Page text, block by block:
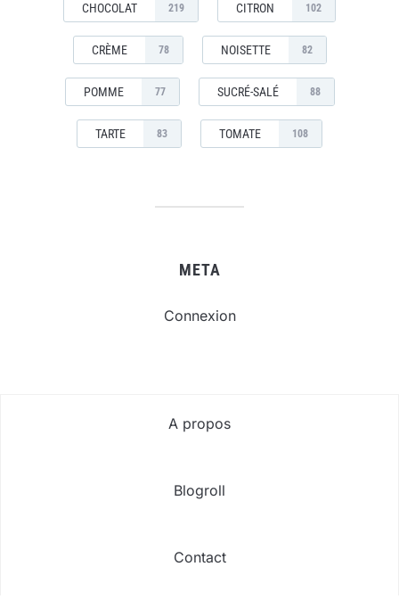
CHOCOLAT 219 CITRON 102
CRÈME 78 NOISETTE 82
POMME 77 SUCRÉ-SALÉ 88
TARTE 83 TOMATE 108
META
Connexion
A propos
Blogroll
Contact